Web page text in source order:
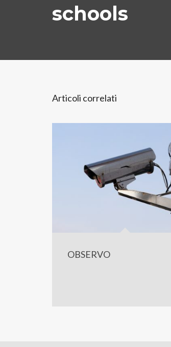
schools
Articoli correlati
OBSERVO